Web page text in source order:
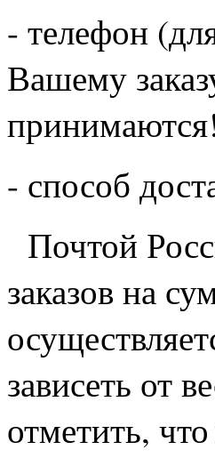
- телефон
Вашему
- способ
Почтой
заказов на
зависеть от
отметить,